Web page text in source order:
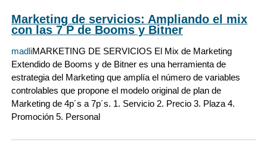
Marketing de servicios: Ampliando el mix
con las 7 P de Booms y Bitner
madliMARKETING DE SERVICIOS El Mix de Marketing
Extendido de Booms y de Bitner es una herramienta de
estrategia del Marketing que amplía el número de variables
controlables que propone el modelo original de plan de
Marketing de 4p´s a 7p´s. 1. Servicio 2. Precio 3. Plaza 4.
Promoción 5. Personal